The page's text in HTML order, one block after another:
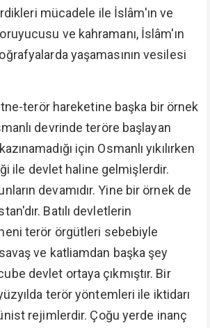
mücadele ile İslâm'ın ve
ve kahramanı, İslâm'ın
yaşamasının vesilesi
terör hareketine başka bir örnek
devrinde teröre başlayan
için Osmanlı yıkılırken
ile devlet haline gelmişlerdir.
devamıdır. Yine bir örnek de
Batılı devletlerin
terör örgütleri sebebiyle
ve katliamdan başka şey
devlet ortaya çıkmıştır. Bir
terör yöntemleri ile iktidarı
rejimlerdir. Çoğu yerde inanç